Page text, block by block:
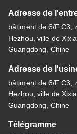
Adresse de
bâtiment de 6/F C3,
Hezhou, ville de
Guangdong, Chine
Adresse de
bâtiment de 6/F C3,
Hezhou, ville de
Guangdong, Chine
Télégramme